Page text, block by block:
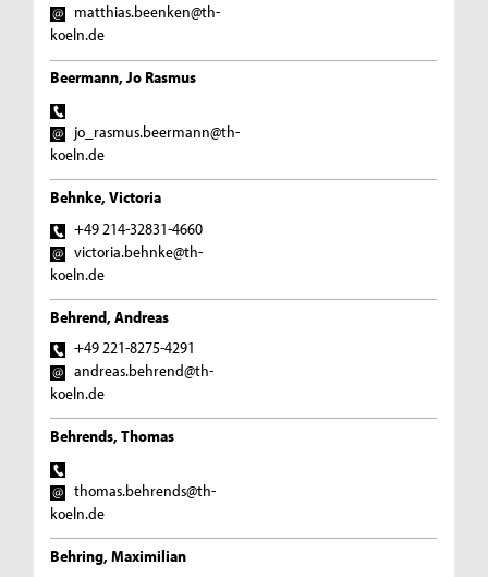
matthias.beenken@th-
koeln.de
Beermann, Jo Rasmus
jo_rasmus.beermann@th-
koeln.de
Behnke, Victoria
+49 214-32831-4660
victoria.behnke@th-
koeln.de
Behrend, Andreas
+49 221-8275-4291
andreas.behrend@th-
koeln.de
Behrends, Thomas
thomas.behrends@th-
koeln.de
Behring, Maximilian